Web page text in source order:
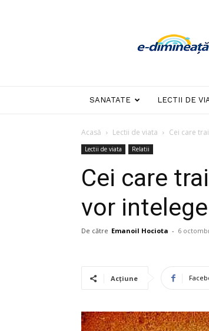
SANATATE LECTII DE
Acasă Lectii de viata Cei care
Lectii de viata Relatii
Cei care
vor
De către Emanoil Hociota - 6
Acțiune